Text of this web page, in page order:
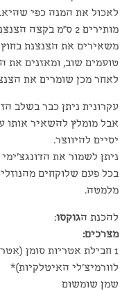
לאכול את המנה כפי שהיא.
מותירים 2 ס"מ בקצה הצנצנת לאוויר, וסוגרים עם המכסה.
משאירים את הצנצנת בחוץ
טועמים שוב, ומאזנים את
לאחר מכן שומרים את
עקרונית ניתן כבר בשלב
אבל מומלץ להשאיר אותו
יסיים להיווצר.
ניתן לשמור את
בכל פעם שלוקחים
מלמטה.
להכנת הגוקסו:
מצרכים:
1 חבילת אטריות סומן
לוורמיצ'לי האיטלקיות)*
שמן שומשום